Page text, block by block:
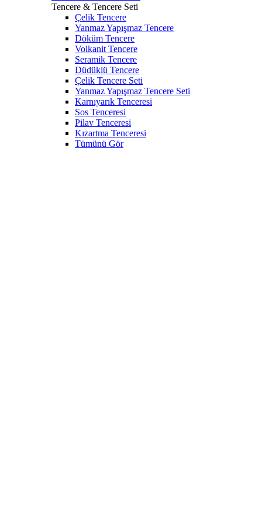
Tencere & Tencere Seti
Çelik Tencere
Yanmaz Yapışmaz Tencere
Döküm Tencere
Volkanit Tencere
Seramik Tencere
Düdüklü Tencere
Çelik Tencere Seti
Yanmaz Yapışmaz Tencere Seti
Karnıyarık Tenceresi
Sos Tenceresi
Pilav Tenceresi
Kızartma Tenceresi
Tümünü Gör